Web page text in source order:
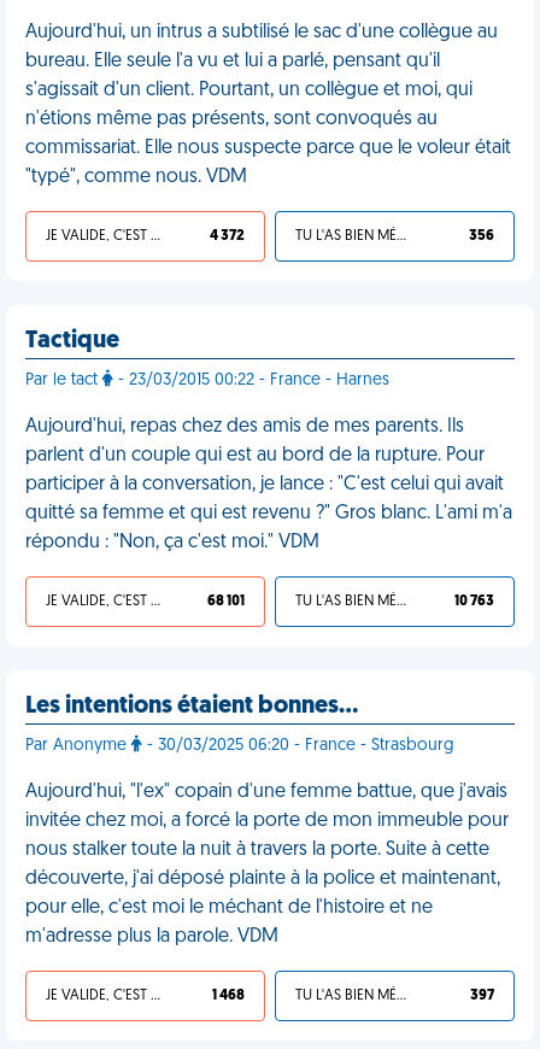
Aujourd'hui, un intrus a subtilisé le sac d'une collègue au
bureau. Elle seule l'a vu et lui a parlé, pensant qu'il
s'agissait d'un client. Pourtant, un collègue et moi, qui
n'étions même pas présents, sont convoqués au
commissariat. Elle nous suspecte parce que le voleur était
"typé", comme nous. VDM
JE VALIDE, C'EST UNE VDM 4 372 TU L'AS BIEN MÉRITÉ 356
Tactique
Par le tact - 23/03/2015 00:22 - France - Harnes
Aujourd'hui, repas chez des amis de mes parents. Ils
parlent d'un couple qui est au bord de la rupture. Pour
participer à la conversation, je lance : "C'est celui qui avait
quitté sa femme et qui est revenu ?" Gros blanc. L'ami m'a
répondu : "Non, ça c'est moi." VDM
JE VALIDE, C'EST UNE VDM 68 101 TU L'AS BIEN MÉRITÉ 10 763
Les intentions étaient bonnes…
Par Anonyme - 30/03/2025 06:20 - France - Strasbourg
Aujourd'hui, "l'ex" copain d'une femme battue, que j'avais
invitée chez moi, a forcé la porte de mon immeuble pour
nous stalker toute la nuit à travers la porte. Suite à cette
découverte, j'ai déposé plainte à la police et maintenant,
pour elle, c'est moi le méchant de l'histoire et ne
m'adresse plus la parole. VDM
JE VALIDE, C'EST UNE VDM 1 468 TU L'AS BIEN MÉRITÉ 397